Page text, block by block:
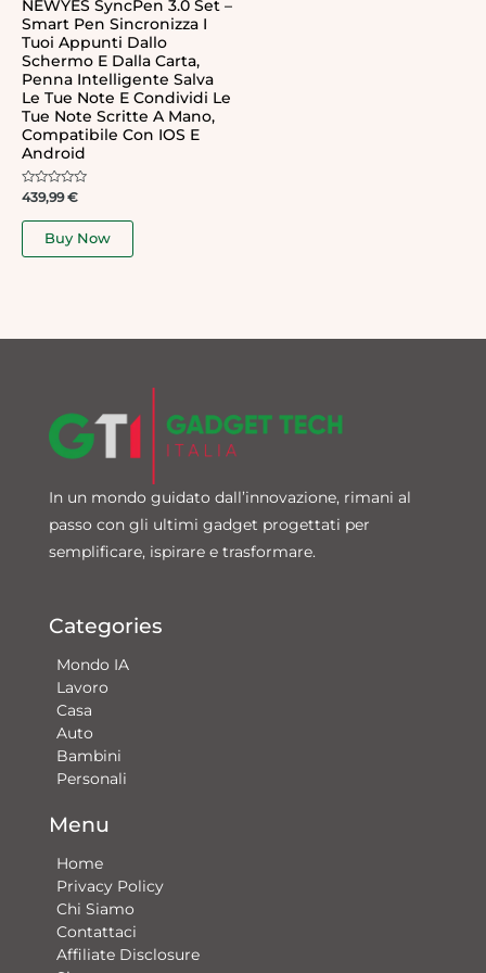
NEWYES SyncPen 3.0 Set –
Smart Pen Sincronizza I
Tuoi Appunti Dallo
Schermo E Dalla Carta,
Penna Intelligente Salva
Le Tue Note E Condividi Le
Tue Note Scritte A Mano,
Compatibile Con IOS E
Android
Rated
out
439,99€
Buy Now
In un mondo guidato dall’innovazione, rimani al
passo con gli ultimi gadget progettati per
semplificare, ispirare e trasformare.
Categories
Mondo IA
Lavoro
Casa
Auto
Bambini
Personali
Menu
Home
Privacy Policy
Chi Siamo
Contattaci​
Affiliate Disclosure